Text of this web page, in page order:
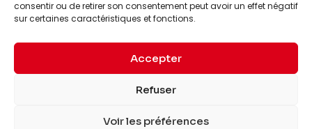
consentir ou de retirer son consentement peut avoir un effet négatif
sur certaines caractéristiques et fonctions.
Accepter
Refuser
Voir les préférences
© 2026 Nipponzilla. Tous
Mentions